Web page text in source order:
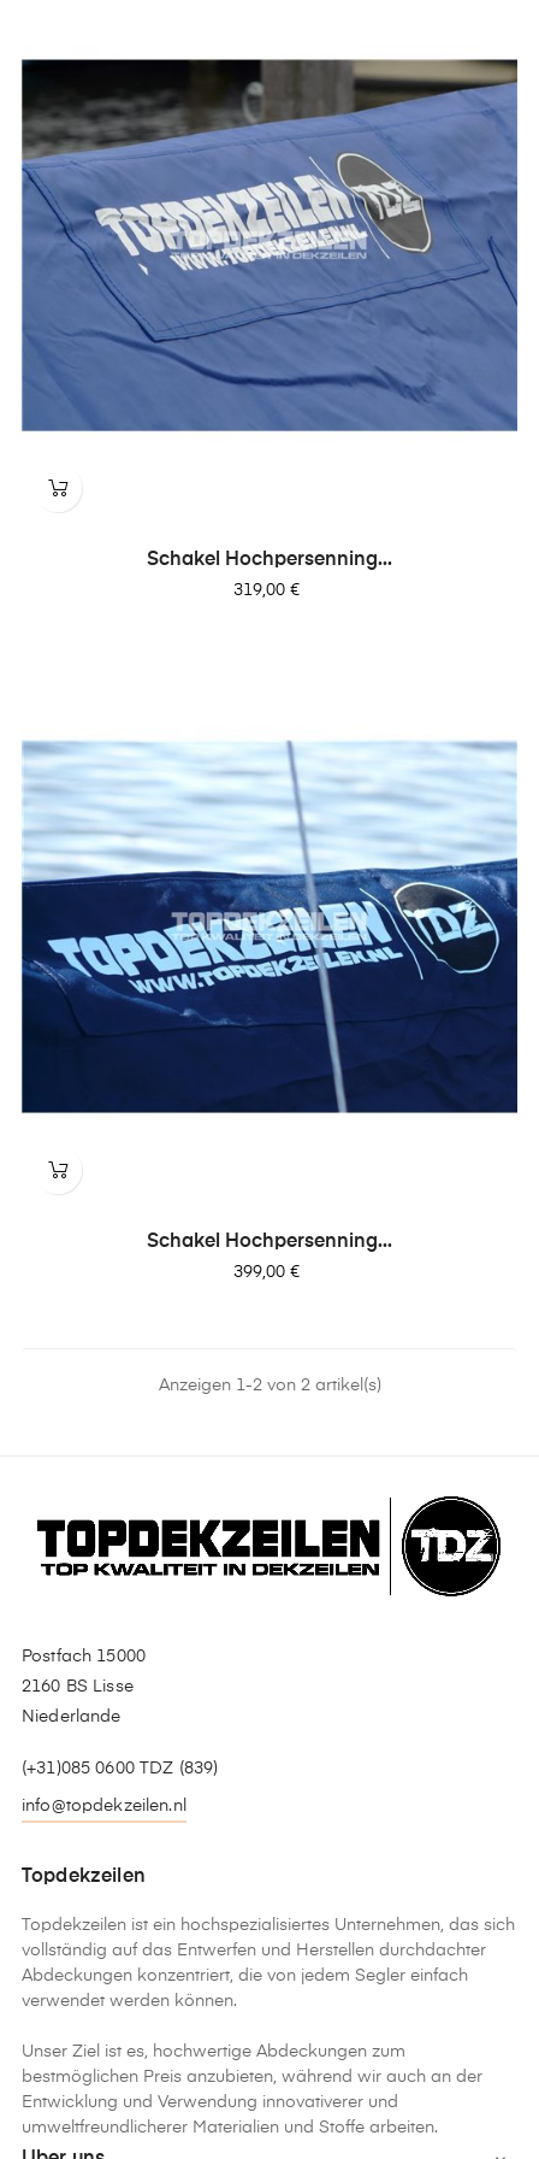
Schakel Hochpersenning...
Preis
319,00 €
Schakel Hochpersenning...
Preis
399,00 €
Anzeigen 1-2 von 2 artikel(s)
Postfach 15000
2160 BS Lisse
Niederlande
(+31)085 0600 TDZ (839)
info@topdekzeilen.nl
Topdekzeilen
Topdekzeilen ist ein hochspezialisiertes Unternehmen, das sich
vollständig auf das Entwerfen und Herstellen durchdachter
Abdeckungen konzentriert, die von jedem Segler einfach
verwendet werden können.
Unser Ziel ist es, hochwertige Abdeckungen zum
bestmöglichen Preis anzubieten, während wir auch an der
Entwicklung und Verwendung innovativerer und
umweltfreundlicherer Materialien und Stoffe arbeiten.